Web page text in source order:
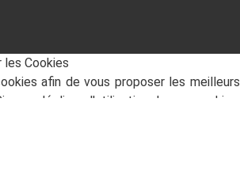
les Cookies
afin de vous proposer les meilleurs
vous déclinez l'utilisation de ces cookies,